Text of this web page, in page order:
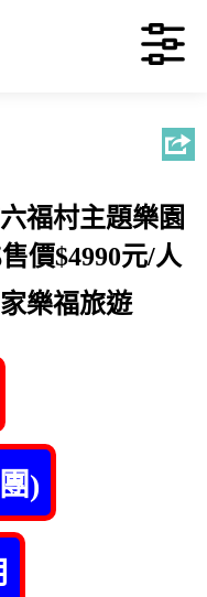
福村主題樂園
價$4990元/人
樂福旅遊
)